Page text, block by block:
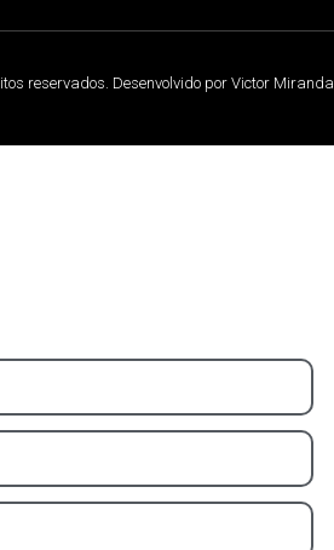
reservados. Desenvolvido por Victor Miranda.